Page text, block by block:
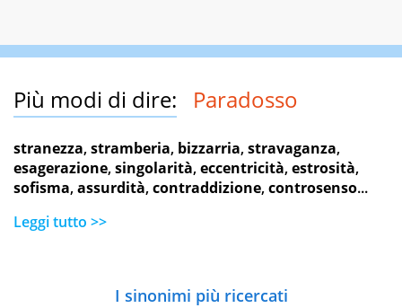
Più modi di dire: Paradosso
stranezza,stramberia, bizzarria,stravaganza,
esagerazione,singolarità,eccentricità,estrosità,
sofisma,assurdità,contraddizione,controsenso...
Leggi tutto >>
I sinonimi più ricercati